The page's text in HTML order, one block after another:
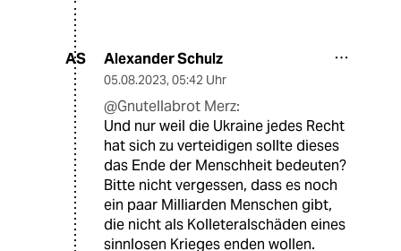
AS Alexander Schulz
05.08.2023, 05:42 Uhr
@Gnutellabrot Merz:
Und nur weil die Ukraine jedes Recht
hat sich zu verteidigen sollte dieses
das Ende der Menschheit bedeuten?
Bitte nicht vergessen, dass es noch
ein paar Milliarden Menschen gibt,
die nicht als Kolleteralschäden eines
sinnlosen Krieges enden wollen.